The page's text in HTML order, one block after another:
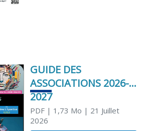
GUIDE DES
ASSOCIATIONS 2026-
2027
PDF| 1,73 Mo | 21 Juillet
2026